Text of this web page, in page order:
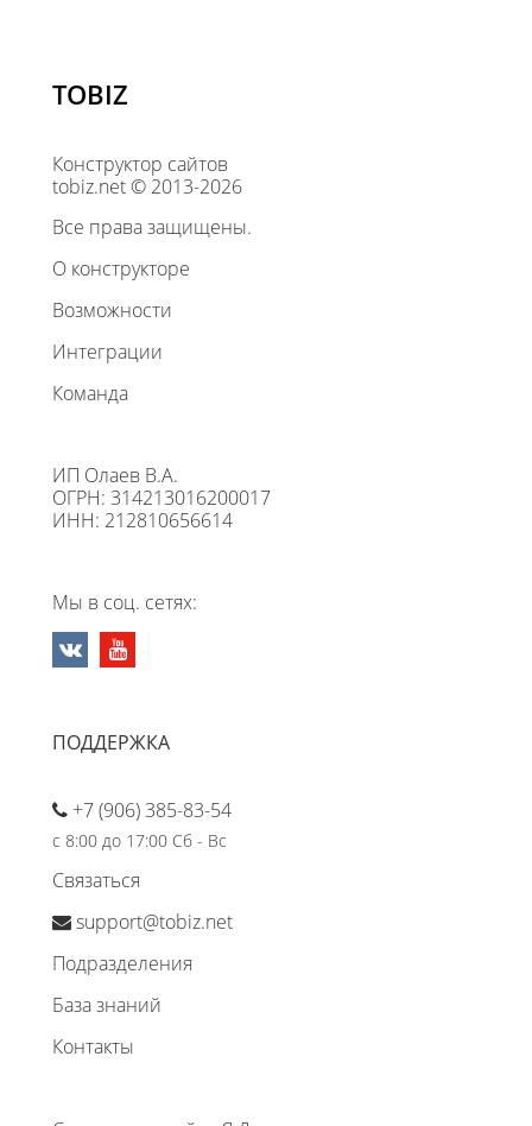
TOBIZ
Конструктор сайтов
tobiz.net © 2013-2026
Все права защищены.
О конструкторе
Возможности
Интеграции
Команда
ИП Олаев В.А.
ОГРН: 314213016200017
ИНН: 212810656614
Мы в соц. сетях:
ПОДДЕРЖКА
+7 (906) 385-83-54
с 8:00 до 17:00 Сб - Вс
Связаться
support@tobiz.net
Подразделения
База знаний
Контакты